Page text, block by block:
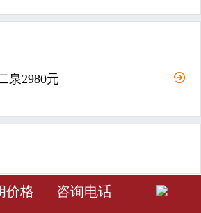
泉2980元
泉3980元 󰀅
价格 咨询电话